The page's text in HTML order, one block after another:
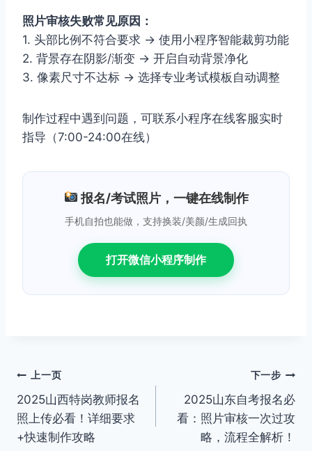
照片审核失败常见原因：
1. 头部比例不符合要求 → 使用小程序智能裁剪功能
2. 背景存在阴影/渐变 → 开启自动背景净化
3. 像素尺寸不达标 → 选择专业考试模板自动调整
制作过程中遇到问题，可联系小程序在线客服实时
指导（7:00-24:00在线）
报名/考试照片，一键在线制作
手机自拍也能做，支持换装/美颜/生成回执
打开微信小程序制作
文
章
导
上一页
2025山西特岗教师报名
照上传必看！详细要求
+快速制作攻略
下一步
2025山东自考报名必
看：照片审核一次过攻
略，流程全解析！